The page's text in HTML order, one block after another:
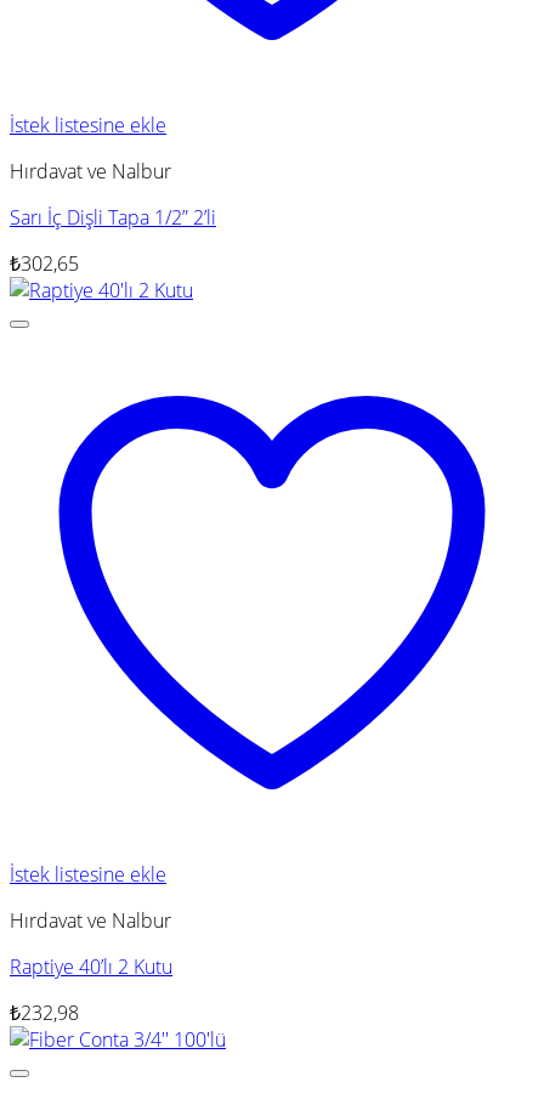
İstek listesine ekle
Hırdavat ve Nalbur
Sarı İç Dişli Tapa 1/2” 2’li
₺302,65
İstek listesine ekle
Hırdavat ve Nalbur
Raptiye 40’lı 2 Kutu
₺232,98